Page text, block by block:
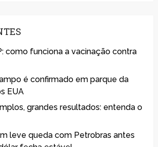
como funciona a vacinação contra
é confirmado em parque da
EUA
grandes resultados: entenda o
leve queda com Petrobras antes